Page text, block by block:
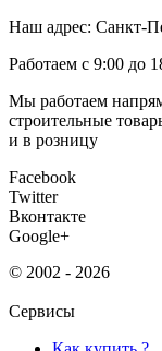
Наш адрес: Санкт-
Работаем с 9:00 до
Мы работаем
строительные
и в розницу
Facebook
Twitter
Вконтакте
Google+
© 2002 - 2026
Сервисы